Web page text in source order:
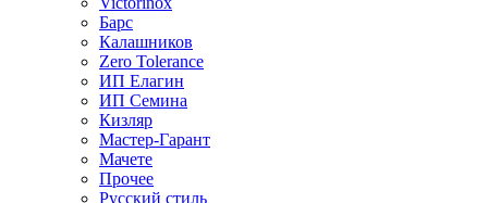
Барс
Калашников
Zero Tolerance
ИП Елагин
ИП Семина
Кизляр
Мастер-Гарант
Мачете
Прочее
Русский стиль